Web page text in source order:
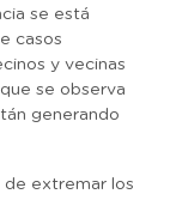
se está
casos
y vecinas
se observa
generando
de extremar los